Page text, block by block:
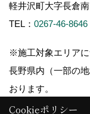
軽井沢町大字長倉
TEL： 0267-46-8646
※施工対象エリアに
長野県内（一部の
おります。
Cookieポリシー